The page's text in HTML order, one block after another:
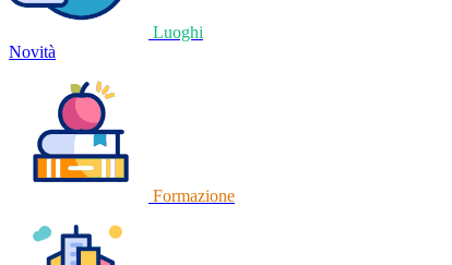
Luoghi
Novità
Formazione